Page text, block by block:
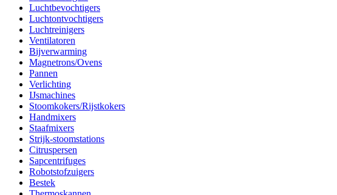
Luchtbevochtigers
Luchtontvochtigers
Luchtreinigers
Ventilatoren
Bijverwarming
Magnetrons/Ovens
Pannen
Verlichting
IJsmachines
Stoomkokers/Rijstkokers
Handmixers
Staafmixers
Strijk-stoomstations
Citruspersen
Sapcentrifuges
Robotstofzuigers
Bestek